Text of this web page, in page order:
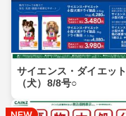
サイエンス・ダイエット
（犬）8/8号○